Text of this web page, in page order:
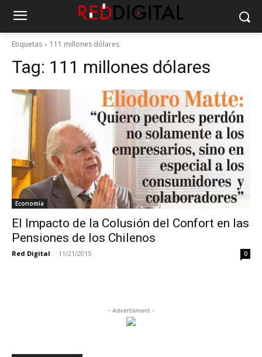
Etiquetas 111 millones dólares
Tag: 111 millones dólares
Economía
El Impacto de la Colusión del Confort en las
Pensiones de los Chilenos
Red Digital - 11/21/2015 0
- Advertisment -